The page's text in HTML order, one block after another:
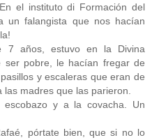
el instituto di Formación del
un falangista que nos hacían
7 años, estuvo en la Divina
ser pobre, le hacían fregar de
y escaleras que eran de
madres que las parieron.
y a la covacha. Un
pórtate bien, que si no lo